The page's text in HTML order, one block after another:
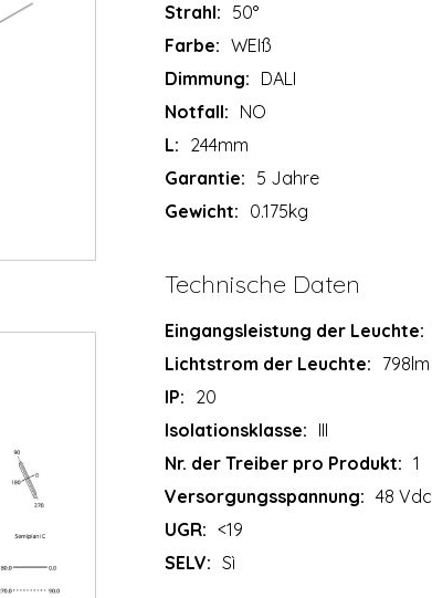
Strahl: 50°
Farbe: WEIß
Dimmung: DALI
Notfall: NO
L: 244mm
Garantie: 5 Jahre
Gewicht: 0.175kg
Technische Daten
Eingangsleistung der Leuchte:
Lichtstrom der Leuchte: 798lm
IP: 20
Isolationsklasse: III
Nr. der Treiber pro Produkt: 1
Versorgungsspannung: 48 Vdc
UGR: <19
SELV: Sì